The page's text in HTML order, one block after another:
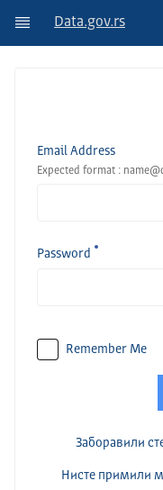
Data.gov.rs
Email Address
Expected format :
Password
Remember Me
Заборавили
Нисте примили